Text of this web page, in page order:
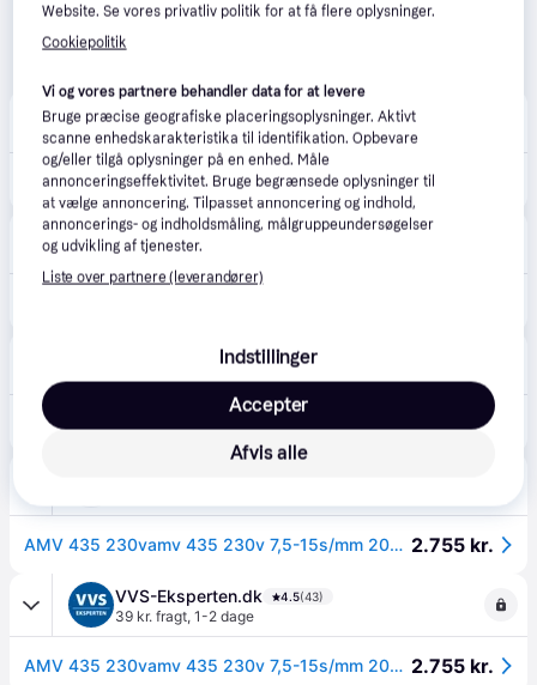
Completvvs.dk 4.8(106)
39 kr. fragt,1-2 dage
AMV 435 230vamv 435 230v 7,5-15s/mm 20mm 400n actuator 2.169 kr.
Elvvs.dk 5.0(3)
29 kr. fragt,1-3 dage
Lavprisvvs.dk 4.6(174)
2.755 kr.
AMV 435 230vamv 435 230v 7,5-15s/mm 20mm 400n actuator 2.755 kr.
VVS-Eksperten.dk 4.5(43)
39 kr. fragt, 1-2 dage
AMV 435 230vamv 435 230v 7,5-15s/mm 20mm 400n actuator 2.755 kr.
Website. Se vores privatliv politik for at få flere oplysninger.
Cookiepolitik
Vi og vores partnere behandler data for at levere
Bruge præcise geografiske placeringsoplysninger. Aktivt
scanne enhedskarakteristika til identifikation. Opbevare
og/eller tilgå oplysninger på en enhed. Måle
annonceringseffektivitet. Bruge begrænsede oplysninger til
at vælge annoncering. Tilpasset annoncering og indhold,
annoncerings- og indholdsmåling, målgruppeundersøgelser
og udvikling af tjenester.
Liste over partnere (leverandører)
Indstillinger
Afvis alle
Accepter